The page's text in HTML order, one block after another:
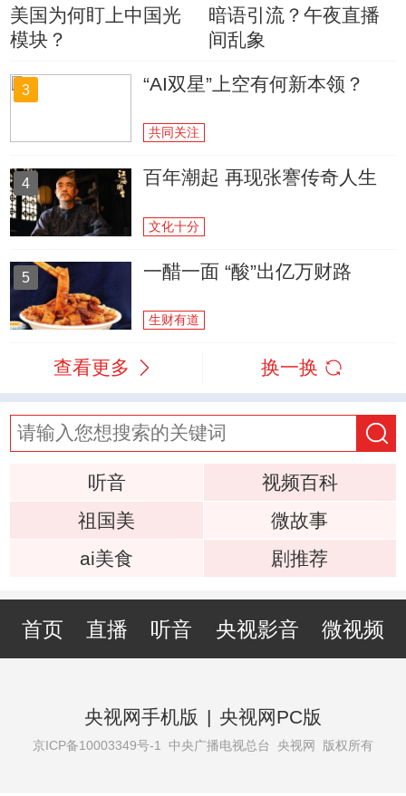
美国为何盯上中国光
模块？
暗语引流？午夜直播
间乱象
3 “AI双星”上空有何新本领？
共同关注
4 百年潮起 再现张謇传奇人生
文化十分
5 一醋一面 “酸”出亿万财路
生财有道
查看更多 换一换
听音
视频百科
祖国美
微故事
ai美食
剧推荐
首页 直播 听音 央视影音 微视频
央视网手机版 | 央视网PC版
京ICP备10003349号-1 中央广播电视总台 央视网 版权所有